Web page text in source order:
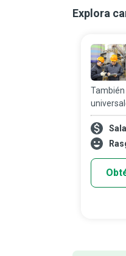
Explora
aplican
física y